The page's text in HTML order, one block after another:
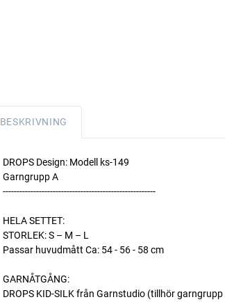
BESKRIVNING
DROPS Design: Modell ks-149
Garngrupp A
-------------------------------------------------------
HELA SETTET:
STORLEK: S – M – L
Passar huvudmått Ca: 54 - 56 - 58 cm
GARNÅTGÅNG:
DROPS KID-SILK från Garnstudio (tillhör garngrupp